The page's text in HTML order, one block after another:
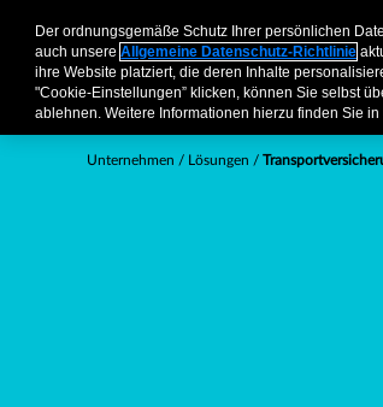
Vermittler
Unternehmen Lösungen
Der ordnungsgemäße Schutz Ihrer persönlichen
auch unsereAllgemeine Datenschutz-Richtlinie
ihre Website platziert, die deren Inhalte
"Cookie-Einstellungen” klicken, können Sie selbst
ablehnen. Weitere Informationen hierzu finden Sie in